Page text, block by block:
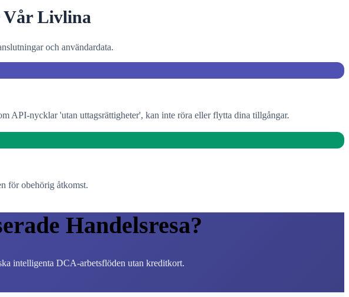
Vår Livlina
och användardata.
API-nycklar 'utan uttagsrättigheter', kan inte röra eller flytta dina tillgångar.
för obehörig åtkomst.
Handelsresa?
intelligenta DCA-arbetsflöden utan kreditkort.